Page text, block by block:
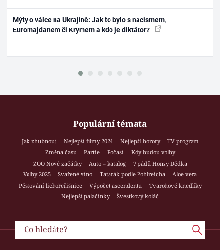
Mýty o válce na Ukrajině: Jak to bylo s nacismem,
Euromajdanem či Krymem a kdo je diktátor?
Populární témata
Jak zhubnout Nejlepší filmy 2024 Nejlepší horory
TV program
Změna času
Partie Počasí
Kdy budou volby
ZOO Nové začátky
Auto – katalog
7 pádů Honzy Dědka
Volby 2025
Svařené víno Tatarák podle Pohlreicha
Aloe vera
Pěstování lichořeřišnice
Výpočet ascendentu
Tvarohové knedlíky
Nejlepší palačinky
Švestkový koláč